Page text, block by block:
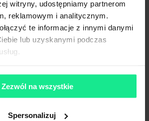
witryny, udostępniamy partnerom
reklamowym i analitycznym.
te informacje z innymi danymi
lub uzyskanymi podczas
Zezwól na wszystkie
Spersonalizuj
na przetwarzanie i wykorzystywanie mojego
w powyższym formularzu, przez CBRE
marketingowych, a w szczególności w
informacji o aktualnych usługach i
podanego w powyższym formularzu, przez
w celach marketingowych, a w szczególności
przez reCAPTCHA i obowiązują ją